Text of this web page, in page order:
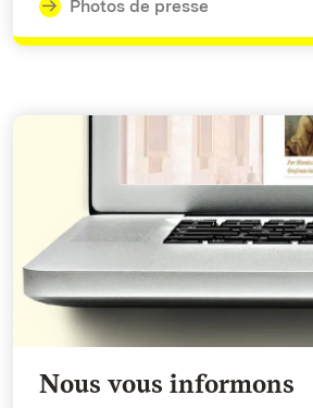
Photos de presse
Nous vous informons